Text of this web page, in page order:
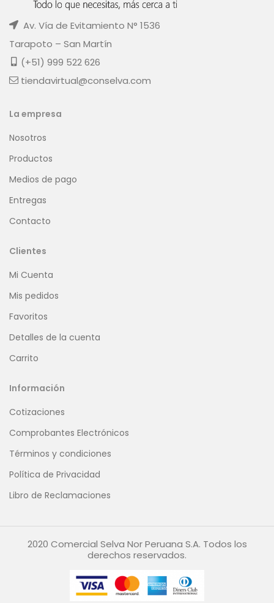
Av. Vía de Evitamiento N° 1536
Tarapoto – San Martín
(+51) 999 522 626
tiendavirtual@conselva.com
La empresa
Nosotros
Productos
Medios de pago
Entregas
Contacto
Clientes
Mi Cuenta
Mis pedidos
Favoritos
Detalles de la cuenta
Carrito
Información
Cotizaciones
Comprobantes Electrónicos
Términos y condiciones
Política de Privacidad
Libro de Reclamaciones
2020 Comercial Selva Nor Peruana S.A. Todos los
derechos reservados.